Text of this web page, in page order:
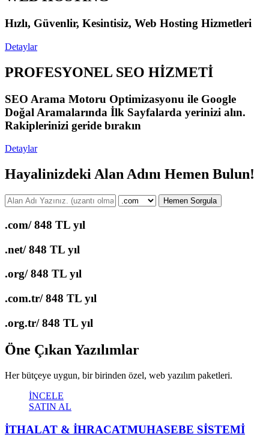
Hızlı, Güvenlir, Kesintisiz, Web Hosting Hizmetleri
Detaylar
PROFESYONEL SEO HİZMETİ
SEO Arama Motoru Optimizasyonu ile Google
Doğal Aramalarında İlk Sayfalarda yerinizi alın.
Rakiplerinizi geride bırakın
Detaylar
Hayalinizdeki Alan Adını Hemen Bulun!
Hemen Sorgula
.com/848 TL yıl
.net/848 TL yıl
.org/848 TL yıl
.com.tr/848 TL yıl
.org.tr/848 TL yıl
Öne Çıkan Yazılımlar
Her bütçeye uygun, bir birinden özel, web yazılım paketleri.
İNCELE
SATIN AL
İTHALAT & İHRACATMUHASEBE SİSTEMİ